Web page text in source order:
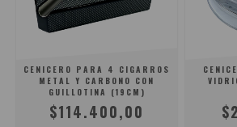
CENICERO PARA 4 CIGARROS
METAL Y CARBONO CON
GUILLOTINA (19CM)
$114.400,00